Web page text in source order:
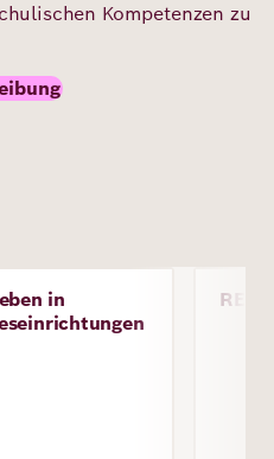
Kompetenzen zu
in